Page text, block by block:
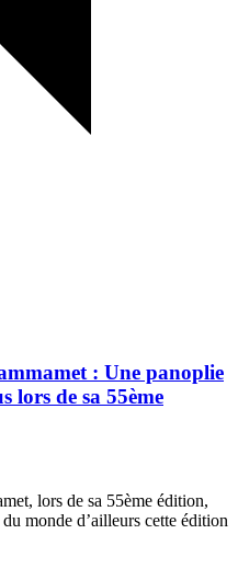
: Une panoplie
lors de sa 55ème
lors de sa 55ème édition,
monde d’ailleurs cette édition